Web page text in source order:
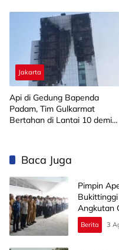
Jakarta
Api di Gedung Bapenda
Padam, Tim Gulkarmat
Bertahan di Lantai 10 demi
Baca Juga
Pimpin
Angkutan
Berita 3